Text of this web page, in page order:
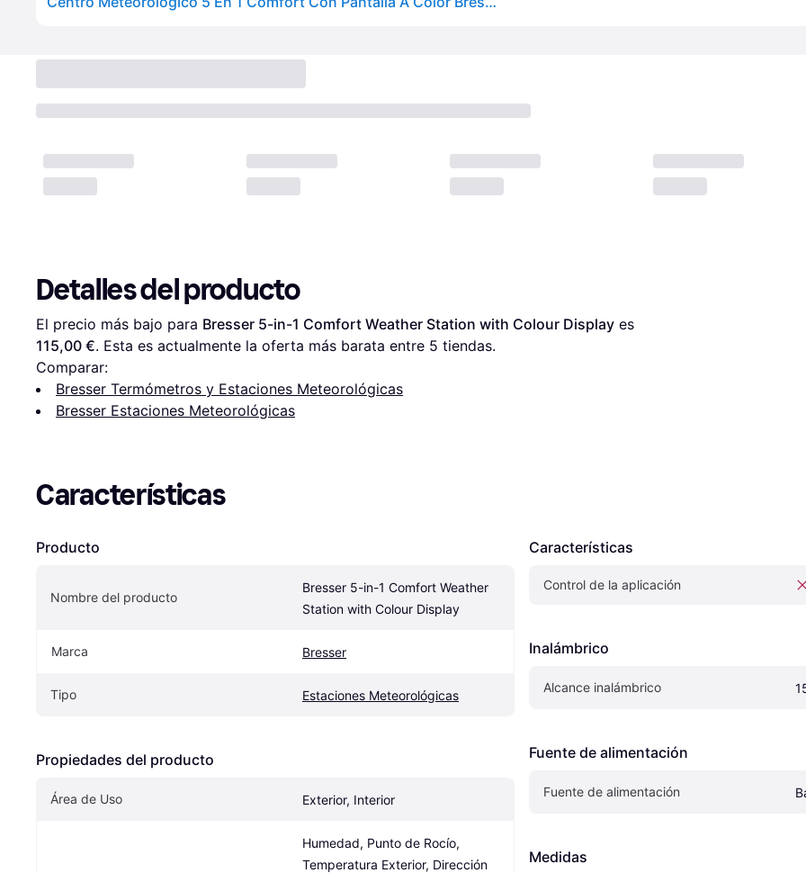
Detalles del producto
El precio más bajo para Bresser 5-in-1 Comfort Weather Station with Colour Display
115,00 €. Esta es actualmente la oferta más barata entre 5 tiendas.
Comparar:
Bresser Termómetros y Estaciones Meteorológicas
Bresser Estaciones Meteorológicas
Características
Producto
Nombre del producto
Bresser 5-in-1 Comfort Weather
Station with Colour Display
Marca Bresser
Tipo Estaciones Meteorológicas
Propiedades del producto
Área de Uso Exterior, Interior
Humedad, Punto de Rocío,
Temperatura Exterior, Dirección
Características
Control de la aplicación
Inalámbrico
Alcance inalámbrico
Fuente de alimentación
Fuente de alimentación
Medidas